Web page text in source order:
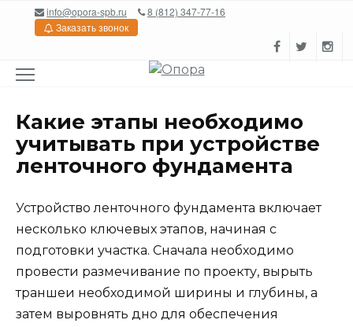
Перейтиinfo@opora-spb.ru
8 (812) 347-77-16
Заказать звонок
Какие этапы необходимо
учитывать при устройстве
ленточного фундамента
Устройство ленточного фундамента включает
несколько ключевых этапов, начиная с
подготовки участка. Сначала необходимо
провести размечивание по проекту, вырыть
траншеи необходимой ширины и глубины, а
затем выровнять дно для обеспечения